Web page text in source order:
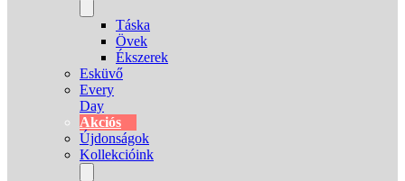
Táska
Övek
Ékszerek
Esküvő
Every
Day
Akciós
Újdonságok
Kollekcióink